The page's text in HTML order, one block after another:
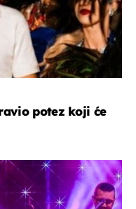
potez koji će